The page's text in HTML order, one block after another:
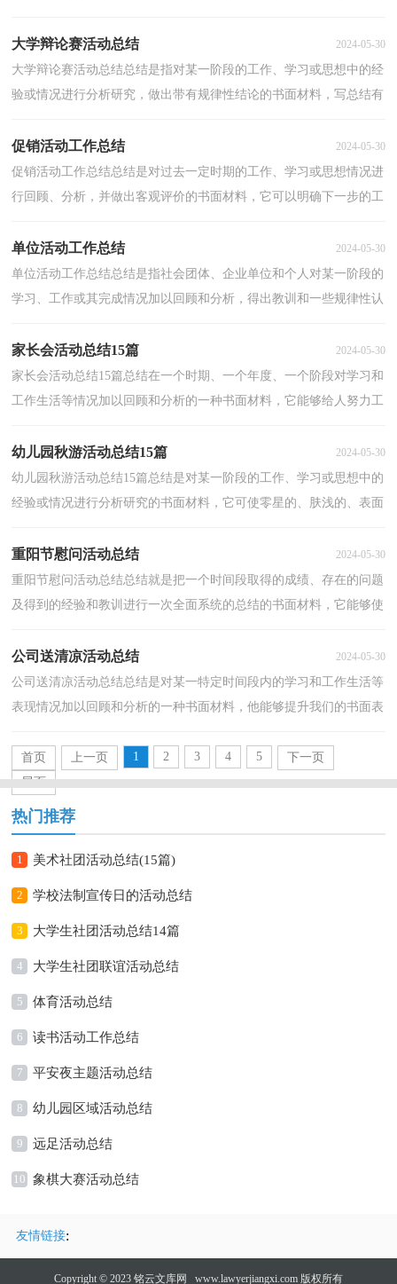
大学辩论赛活动总结 2024-05-30
大学辩论赛活动总结总结是指对某一阶段的工作、学习或思想中的经
验或情况进行分析研究，做出带有规律性结论的书面材料，写总结有
促销活动工作总结 2024-05-30
促销活动工作总结总结是对过去一定时期的工作、学习或思想情况进
行回顾、分析，并做出客观评价的书面材料，它可以明确下一步的工
单位活动工作总结 2024-05-30
单位活动工作总结总结是指社会团体、企业单位和个人对某一阶段的
学习、工作或其完成情况加以回顾和分析，得出教训和一些规律性认
家长会活动总结15篇 2024-05-30
家长会活动总结15篇总结在一个时期、一个年度、一个阶段对学习和
工作生活等情况加以回顾和分析的一种书面材料，它能够给人努力工
幼儿园秋游活动总结15篇 2024-05-30
幼儿园秋游活动总结15篇总结是对某一阶段的工作、学习或思想中的
经验或情况进行分析研究的书面材料，它可使零星的、肤浅的、表面
重阳节慰问活动总结 2024-05-30
重阳节慰问活动总结总结就是把一个时间段取得的成绩、存在的问题
及得到的经验和教训进行一次全面系统的总结的书面材料，它能够使
公司送清凉活动总结 2024-05-30
公司送清凉活动总结总结是对某一特定时间段内的学习和工作生活等
表现情况加以回顾和分析的一种书面材料，他能够提升我们的书面表
首页
上一页 1 2 3 4 5
下一页
尾页
热门推荐
1 美术社团活动总结(15篇)
2 学校法制宣传日的活动总结
3 大学生社团活动总结14篇
4 大学生社团联谊活动总结
5 体育活动总结
6 读书活动工作总结
7 平安夜主题活动总结
8 幼儿园区域活动总结
9 远足活动总结
10 象棋大赛活动总结
友情链接:
Copyright © 2023 铭云文库网 www.lawyerjiangxi.com 版权所有